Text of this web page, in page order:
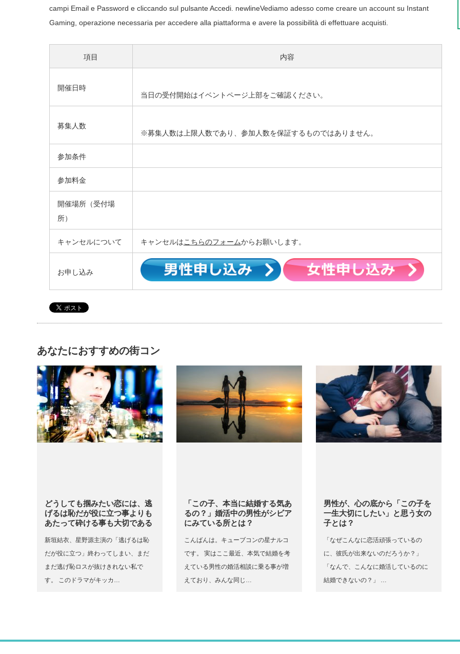
campi Email e Password e cliccando sul pulsante Accedi. newlineVediamo adesso come creare un account su Instant
Gaming, operazione necessaria per accedere alla piattaforma e avere la possibilità di effettuare acquisti.
項目 内容
開催日時
当日の受付開始はイベントページ上部をご確認ください。
募集人数
※募集人数は上限人数であり、参加人数を保証するものではありません。
参加条件
参加料金
開催場所（受付場
所）
キャンセルについて キャンセルはこちらのフォームからお願いします。
お申し込み
あなたにおすすめの街コン
どうしても掴みたい恋には、逃
げるは恥だが役に立つ事よりも
あたって砕ける事も大切である
新垣結衣、星野源主演の「逃げるは恥
だが役に立つ」終わってしまい、まだ
まだ逃げ恥ロスが抜けきれない私で
す。 このドラマがキッカ…
「この子、本当に結婚する気あ
るの？」婚活中の男性がシビア
にみている所とは？
こんばんは。キューブコンの星ナルコ
です。 実はここ最近、本気で結婚を考
えている男性の婚活相談に乗る事が増
えており、みんな同じ…
男性が、心の底から「この子を
一生大切にしたい」と思う女の
子とは？
「なぜこんなに恋活頑張っているの
に、彼氏が出来ないのだろうか？」
「なんで、こんなに婚活しているのに
結婚できないの？」 …